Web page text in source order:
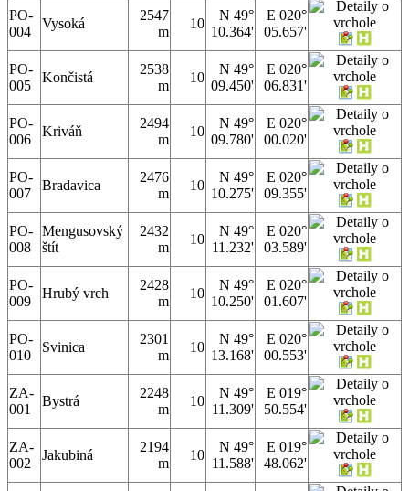
PO-
004
Vysoká
2547
m
10
N 49°
10.364'
E 020°
05.657'
PO-
005
Končistá
2538
m
10
N 49°
09.450'
E 020°
06.831'
PO-
006
Kriváň
2494
m
10
N 49°
09.780'
E 020°
00.020'
PO-
007
Bradavica
2476
m
10
N 49°
10.275'
E 020°
09.355'
PO-
008
Mengusovský
štít
2432
m
10
N 49°
11.232'
E 020°
03.589'
PO-
009
Hrubý vrch
2428
m
10
N 49°
10.250'
E 020°
01.607'
PO-
010
Svinica
2301
m
10
N 49°
13.168'
E 020°
00.553'
ZA-
001
Bystrá
2248
m
10
N 49°
11.309'
E 019°
50.554'
ZA-
002
Jakubiná
2194
m
10
N 49°
11.588'
E 019°
48.062'